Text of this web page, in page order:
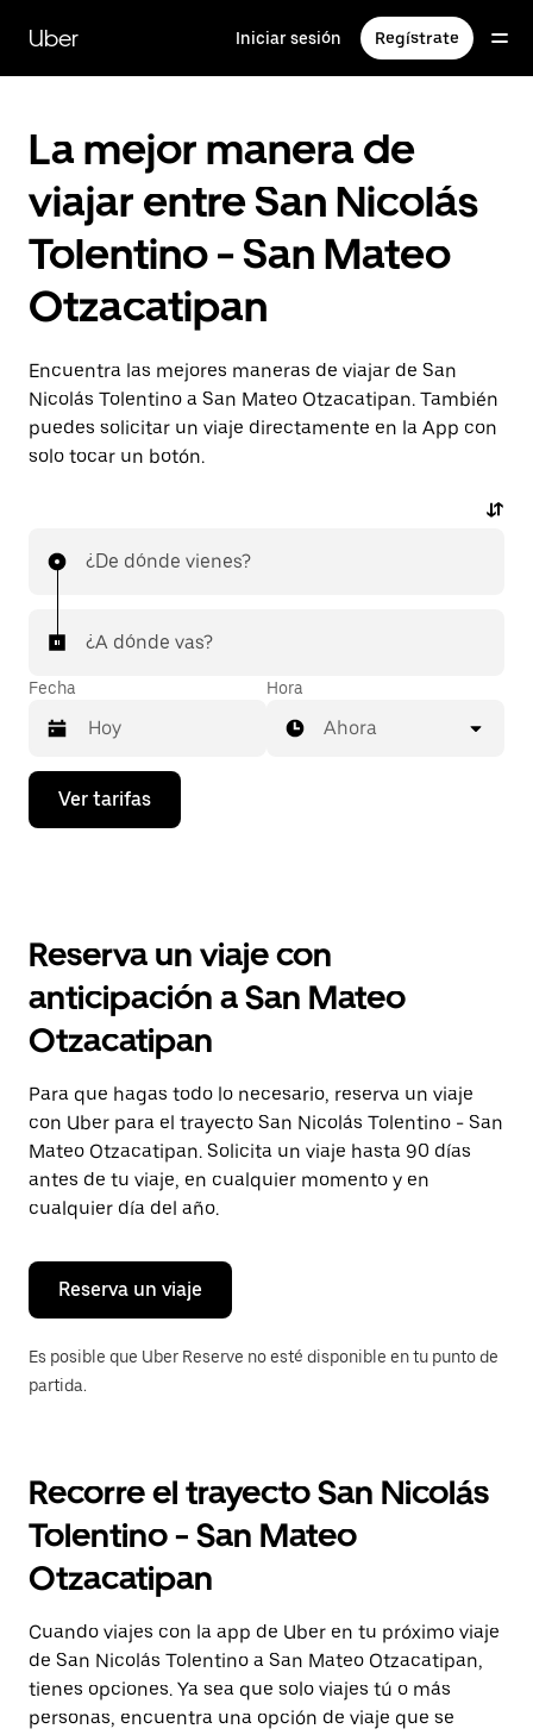
contenido
principal
Uber Iniciar sesión Regístrate
La mejor manera de
viajar entre San Nicolás
Tolentino - San Mateo
Otzacatipan
Encuentra las mejores maneras de viajar de San
Nicolás Tolentino a San Mateo Otzacatipan. También
puedes solicitar un viaje directamente en la App con
solo tocar un botón.
¿De dónde vienes?
¿A dónde vas?
Fecha
Presiona
flecha
el
y
selecciona
una
Presiona
la
tecla Esc
para
cerrar
el
calendario.
Hora
Ahora
Ver tarifas
Reserva un viaje con
anticipación a San Mateo
Otzacatipan
Para que hagas todo lo necesario, reserva un viaje
con Uber para el trayecto San Nicolás Tolentino - San
Mateo Otzacatipan. Solicita un viaje hasta 90 días
antes de tu viaje, en cualquier momento y en
cualquier día del año.
Reserva un viaje
Es posible que Uber Reserve no esté disponible en tu punto de
partida.
Recorre el trayecto San Nicolás
Tolentino - San Mateo
Otzacatipan
Cuando viajes con la app de Uber en tu próximo viaje
de San Nicolás Tolentino a San Mateo Otzacatipan,
tienes opciones. Ya sea que solo viajes tú o más
personas, encuentra una opción de viaje que se